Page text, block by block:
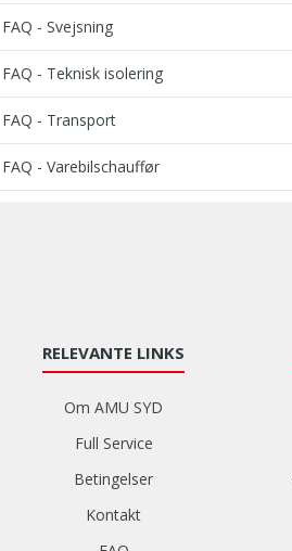
FAQ - Svejsning
FAQ - Teknisk isolering
FAQ - Transport
FAQ - Varebilschauffør
RELEVANTE LINKS
Om AMU SYD
Full Service
Betingelser
Kontakt